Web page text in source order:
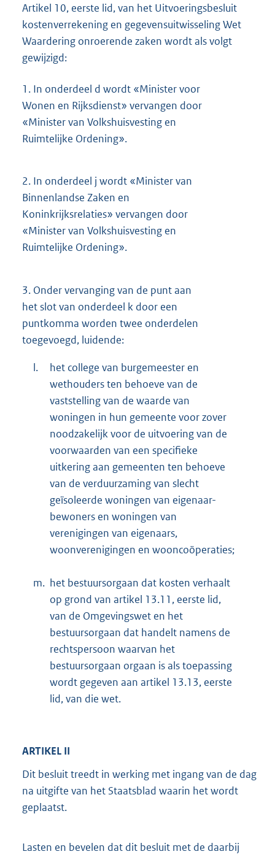
Artikel 10, eerste lid, van het Uitvoeringsbesluit
kostenverrekening en gegevensuitwisseling Wet
Waardering onroerende zaken wordt als volgt
gewijzigd:
1. In onderdeel d wordt «Minister voor
Wonen en Rijksdienst» vervangen door
«Minister van Volkshuisvesting en
Ruimtelijke Ordening».
2. In onderdeel j wordt «Minister van
Binnenlandse Zaken en
Koninkrijksrelaties» vervangen door
«Minister van Volkshuisvesting en
Ruimtelijke Ordening».
3. Onder vervanging van de punt aan
het slot van onderdeel k door een
puntkomma worden twee onderdelen
toegevoegd, luidende:
l.
het college van burgemeester en
wethouders ten behoeve van de
vaststelling van de waarde van
woningen in hun gemeente voor zover
noodzakelijk voor de uitvoering van de
voorwaarden van een specifieke
uitkering aan gemeenten ten behoeve
van de verduurzaming van slecht
geïsoleerde woningen van eigenaar-
bewoners en woningen van
verenigingen van eigenaars,
woonverenigingen en wooncoöperaties;
m. het bestuursorgaan dat kosten verhaalt
op grond van artikel 13.11, eerste lid,
van de Omgevingswet en het
bestuursorgaan dat handelt namens de
rechtspersoon waarvan het
bestuursorgaan orgaan is als toepassing
wordt gegeven aan artikel 13.13, eerste
lid, van die wet.
ARTIKEL II
Dit besluit treedt in werking met ingang van de dag
na uitgifte van het Staatsblad waarin het wordt
geplaatst.
Lasten en bevelen dat dit besluit met de daarbij